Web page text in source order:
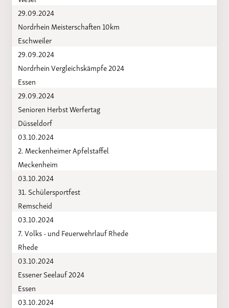
29.09.2024
Nordrhein Meisterschaften 10km
Eschweiler
29.09.2024
Nordrhein Vergleichskämpfe 2024
Essen
29.09.2024
Senioren Herbst Werfertag
Düsseldorf
03.10.2024
2. Meckenheimer Apfelstaffel
Meckenheim
03.10.2024
31. Schülersportfest
Remscheid
03.10.2024
7. Volks - und Feuerwehrlauf Rhede
Rhede
03.10.2024
Essener Seelauf 2024
Essen
03.10.2024